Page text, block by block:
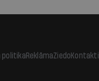
politikaReklāmaZiedoKontakti